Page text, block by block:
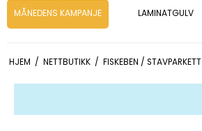
MÅNEDENS KAMPANJE LAMINATGULV
HJEM / NETTBUTIKK / FISKEBEN / STAVPARKETT